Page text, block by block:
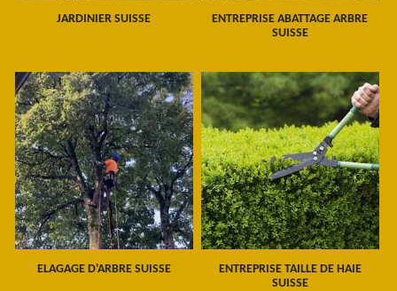
JARDINIER SUISSE
ENTREPRISE ABATTAGE ARBRE
SUISSE
ELAGAGE D'ARBRE SUISSE
ENTREPRISE TAILLE DE HAIE
SUISSE